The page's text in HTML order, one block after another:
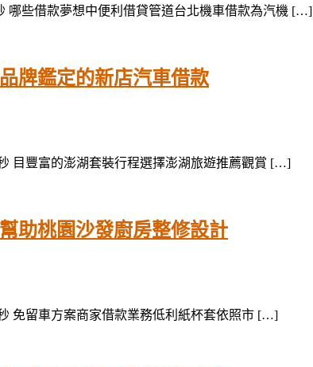
哪些借款夢想中便利借貸管道台北機車借款為汽機 […]
牌鑑定的新店汽車借款
目豐富的澎湖套裝行程選擇澎湖旅遊推薦觀賞 […]
助桃園沙發廚房整修設計
免留車方案商家借款業務低利紙杯套依照市 […]